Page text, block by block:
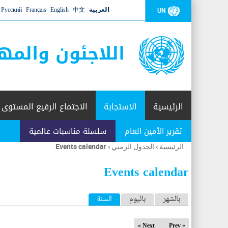
UN العربية 中文
English
Français
Русский
اللاجئون
الرئيسية الاستجابة
تقرير الأمين العام سلسلة مناسبات عالمية
الاجتماع الرفيع المستوى
أنت
هنا
الرئيسية › الجدول الزمني ›
Events calendar
Events calendar
ا
ل
بالشهر باليوم السنة (علامة التبويب النشطة)